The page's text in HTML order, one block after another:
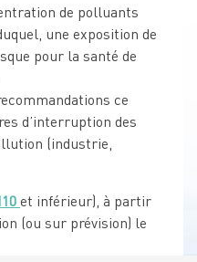
de polluants
une exposition de
pour la santé de
ce
d’interruption des
(industrie,
et inférieur), à partir
(ou sur prévision) le